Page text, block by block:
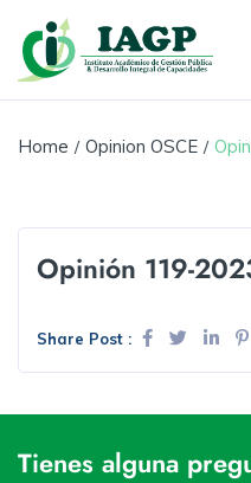
Home Opinion OSCE
Opinión 119-
Share Post :
Tienes alguna